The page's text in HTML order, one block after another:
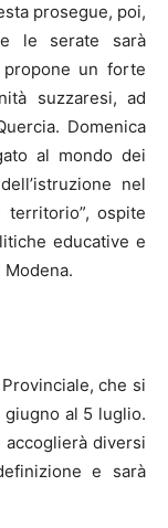
prosegue, poi,
le serate sarà
un forte
suzzaresi, ad
Domenica
al mondo dei
nel
ospite
educative e
che si
giugno al 5 luglio.
accoglierà diversi
e sarà